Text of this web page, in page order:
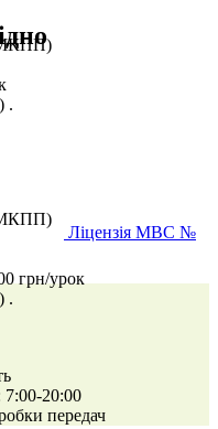
.
грн/урок
.
Ліцензія МВС №
7:00-20:00
передач